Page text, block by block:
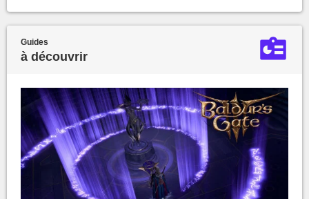
Guides
à découvrir